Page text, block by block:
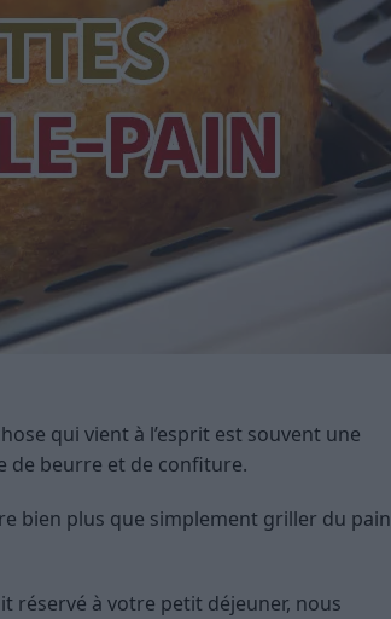
qui vient à l’esprit est souvent une
de beurre et de confiture.
bien plus que simplement griller du pain
réservé à votre petit déjeuner, nous